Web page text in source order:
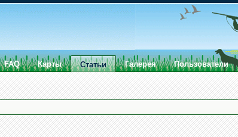
FAQ Карты Статьи Галерея Пользователи